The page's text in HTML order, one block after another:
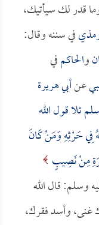
قدر لك سيأتيك،
في سننه وقال:
والحاكمفي
عنأبي هريرة
تلا قول الله
فِي حَرْثِهِ وَمَنْ كَانَ
مِنْ نَصِيبٍ
عليه وسلم: قال الله
غنى، وأسد فقرك،